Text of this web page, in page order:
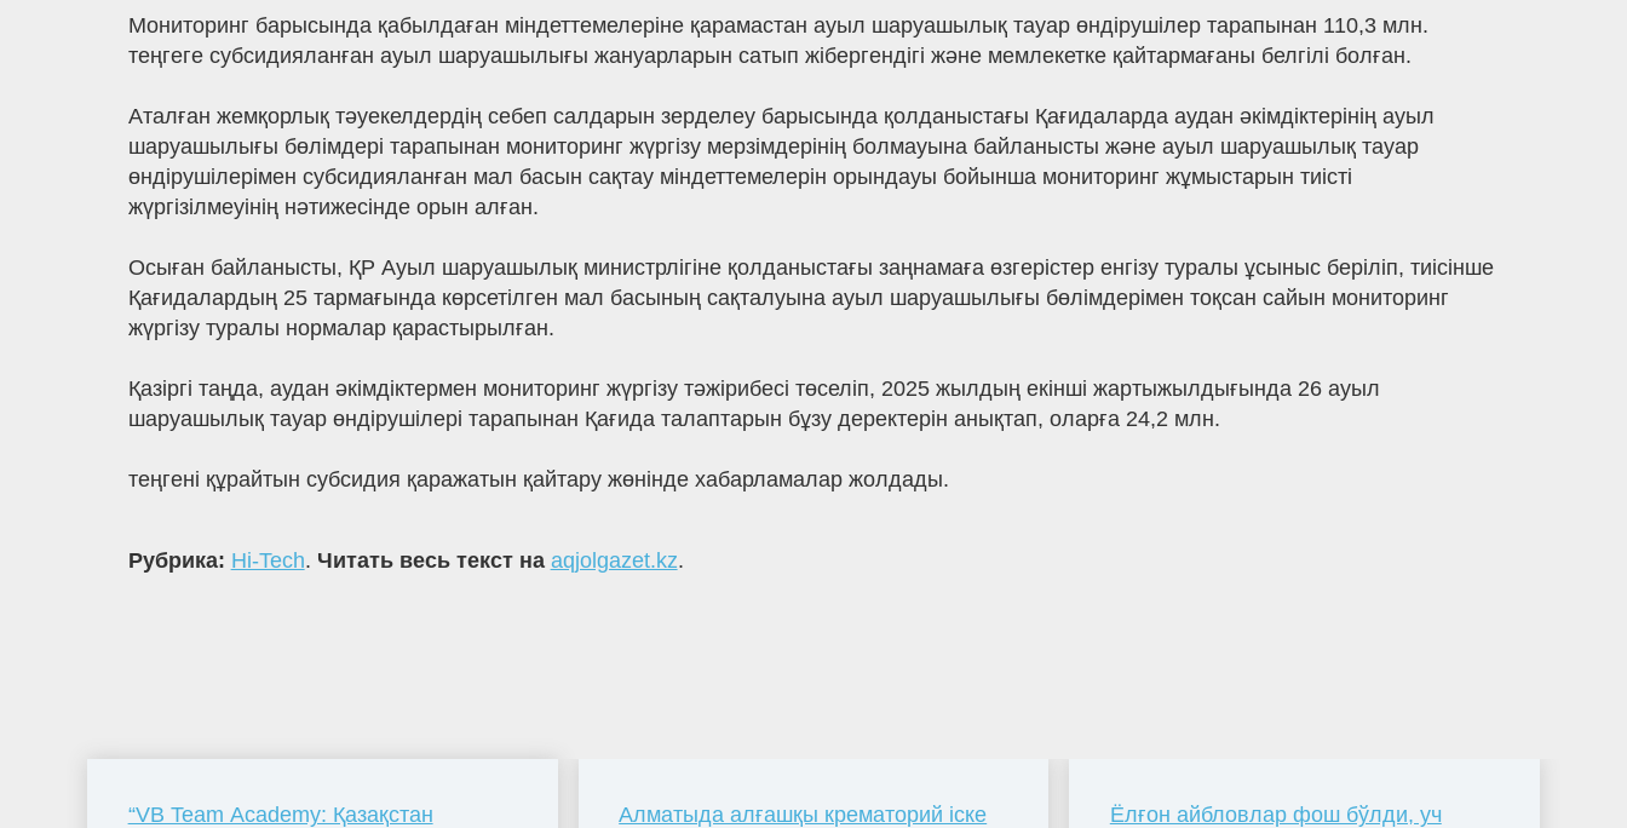
Мониторинг барысында қабылдаған міндеттемелеріне қарамастан ауыл шаруашылық тауар өндірушілер тарапынан 110,3 млн.
теңгеге субсидияланған ауыл шаруашылығы жануарларын сатып жібергендігі және мемлекетке қайтармағаны белгілі болған.
Аталған жемқорлық тәуекелдердің себеп салдарын зерделеу барысында қолданыстағы Қағидаларда аудан әкімдіктерінің ауыл
шаруашылығы бөлімдері тарапынан мониторинг жүргізу мерзімдерінің болмауына байланысты және ауыл шаруашылық тауар
өндірушілерімен субсидияланған мал басын сақтау міндеттемелерін орындауы бойынша мониторинг жұмыстарын тиісті
жүргізілмеуінің нәтижесінде орын алған.
Осыған байланысты, ҚР Ауыл шаруашылық министрлігіне қолданыстағы заңнамаға өзгерістер енгізу туралы ұсыныс беріліп, тиісінше
Қағидалардың 25 тармағында көрсетілген мал басының сақталуына ауыл шаруашылығы бөлімдерімен тоқсан сайын мониторинг
жүргізу туралы нормалар қарастырылған.
Қазіргі таңда, аудан әкімдіктермен мониторинг жүргізу тәжірибесі төселіп, 2025 жылдың екінші жартыжылдығында 26 ауыл
шаруашылық тауар өндірушілері тарапынан Қағида талаптарын бұзу деректерін анықтап, оларға 24,2 млн.
теңгені құрайтын субсидия қаражатын қайтару жөнінде хабарламалар жолдады.
Рубрика: Hi-Tech. Читать весь текст на aqjolgazet.kz.
“VB Team Academy: Қазақстан
Алматыда алғашқы крематорий іске
Ёлғон айбловлар фош бўлди, уч